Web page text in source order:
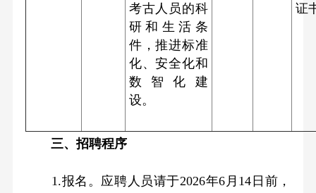
考古人员的科
研和生活条
件，推进标准
化、安全化和
数智化建
设。
证
三、招聘程序
1.报名。应聘人员请于2026年6 月 14 日前，